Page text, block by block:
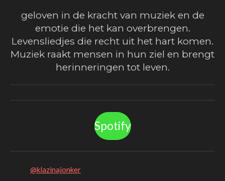
geloven in de kracht van muziek en de
emotie die het kan overbrengen.
Levensliedjes die recht uit het hart komen.
Muziek raakt mensen in hun ziel en brengt
herinneringen tot leven.
Spotify
@klazinajonker